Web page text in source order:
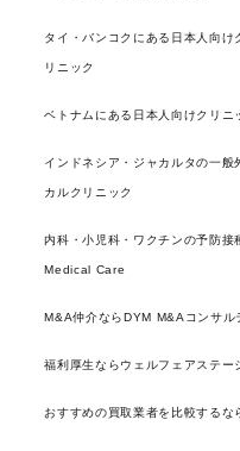
タイ・バンコクにある日本人向け
リニック
ベトナムにある日本人向けクリニ
インドネシア・ジャカルタの一般
カルクリニック
内科・小児科・ワクチンの予防
Medical Care
M&A仲介ならDYM M&Aコンサル
福利厚生ならウェルフェアステー
おすすめの買取業者を比較するな